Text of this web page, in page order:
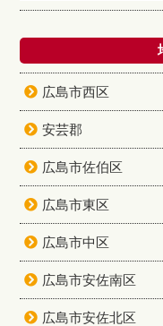
広島市西区
安芸郡
広島市佐伯区
広島市東区
広島市中区
広島市安佐南区
広島市安佐北区